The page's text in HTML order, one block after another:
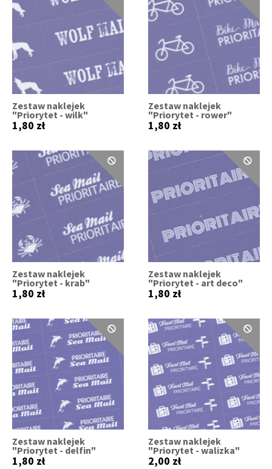
Zestaw naklejek
"Priorytet - wilk"
1,80 zł
Zestaw naklejek
"Priorytet - rower"
1,80 zł
Zestaw naklejek
"Priorytet - krab"
1,80 zł
Zestaw naklejek
"Priorytet - art deco"
1,80 zł
Zestaw naklejek
"Priorytet - delfin"
1,80 zł
Zestaw naklejek
"Priorytet - walizka"
2,00 zł